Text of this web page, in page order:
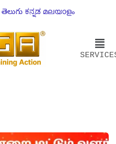
తెలుగు ಕನ್ನಡ മലയാളം